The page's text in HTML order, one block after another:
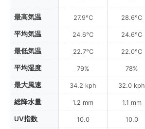
最高気温
平均気温
最低気温
平均湿度
最大風速
総降水量
UV指数
27.9°C
24.6°C
22.7°C
79%
34.2 kph
1.2 mm
10.0
28.6°C
24.6°C
22.0°C
78%
32.0 kph
1.1 mm
10.0